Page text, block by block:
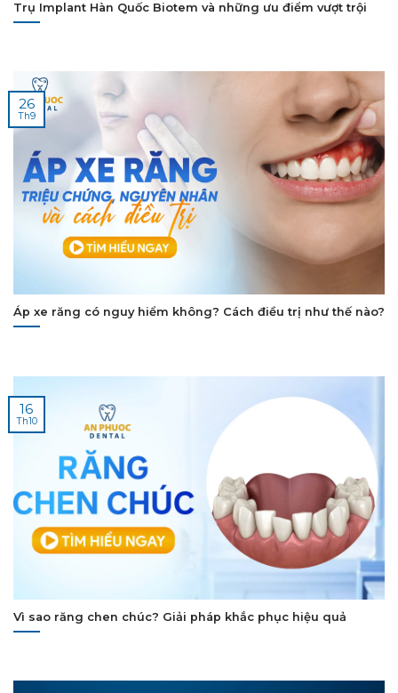
Trụ Implant Hàn Quốc Biotem và những ưu điểm vượt trội
Áp xe răng có nguy hiểm không? Cách điều trị như thế nào?
26
Th9
Vì sao răng chen chúc? Giải pháp khắc phục hiệu quả
16
Th10